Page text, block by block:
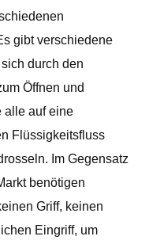
gibt verschiedene
durch den
Öffnen und
alle auf eine
Flüssigkeitsfluss
Im Gegensatz
benötigen
Griff, keinen
Eingriff, um